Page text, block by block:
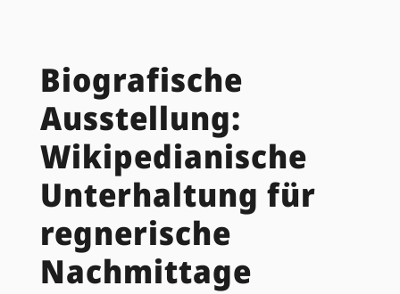
Biografische
Ausstellung:
Wikipedianische
Unterhaltung für
regnerische
Nachmittage